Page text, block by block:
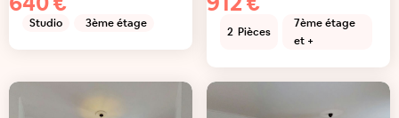
Studio 3ème étage
2 Pièces
7ème étage
et +